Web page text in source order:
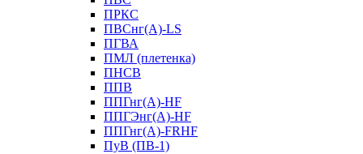
ПРКС
ПВСнг(А)-LS
ПГВА
ПМЛ (плетенка)
ПНСВ
ППВ
ППГнг(А)-HF
ППГЭнг(А)-HF
ППГнг(А)-FRHF
ПуВ (ПВ-1)